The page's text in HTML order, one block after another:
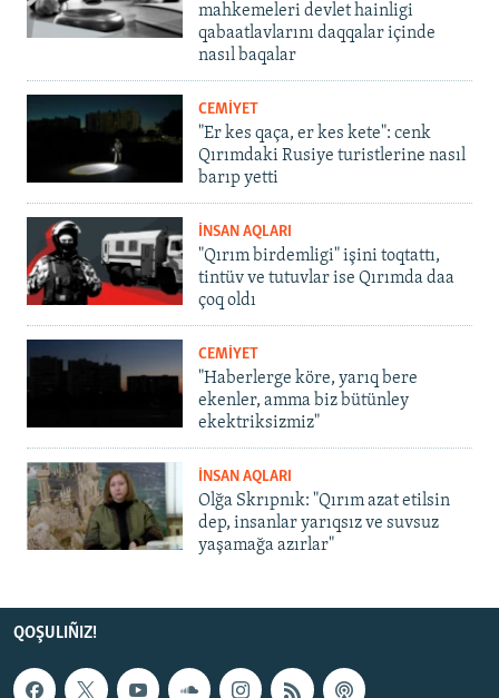
mahkemeleri devlet hainligi
qabaatlavlarını daqqalar içinde
nasıl baqalar
CEMİYET
"Er kes qaça, er kes kete": cenk
Qırımdaki Rusiye turistlerine nasıl
barıp yetti
İNSAN AQLARI
"Qırım birdemligi" işini toqtattı,
tintüv ve tutuvlar ise Qırımda daa
çoq oldı
CEMİYET
"Haberlerge köre, yarıq bere
ekenler, amma biz bütünley
ekektriksizmiz"
İNSAN AQLARI
Olğa Skrıpnık: "Qırım azat etilsin
dep, insanlar yarıqsız ve suvsuz
yaşamağa azırlar"
QOŞULIÑIZ!